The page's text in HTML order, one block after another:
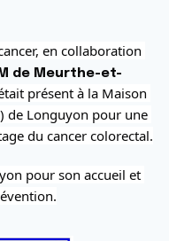
en collaboration
de Meurthe-et-
présent à la Maison
de Longuyon pour une
du cancer colorectal.
pour son accueil et